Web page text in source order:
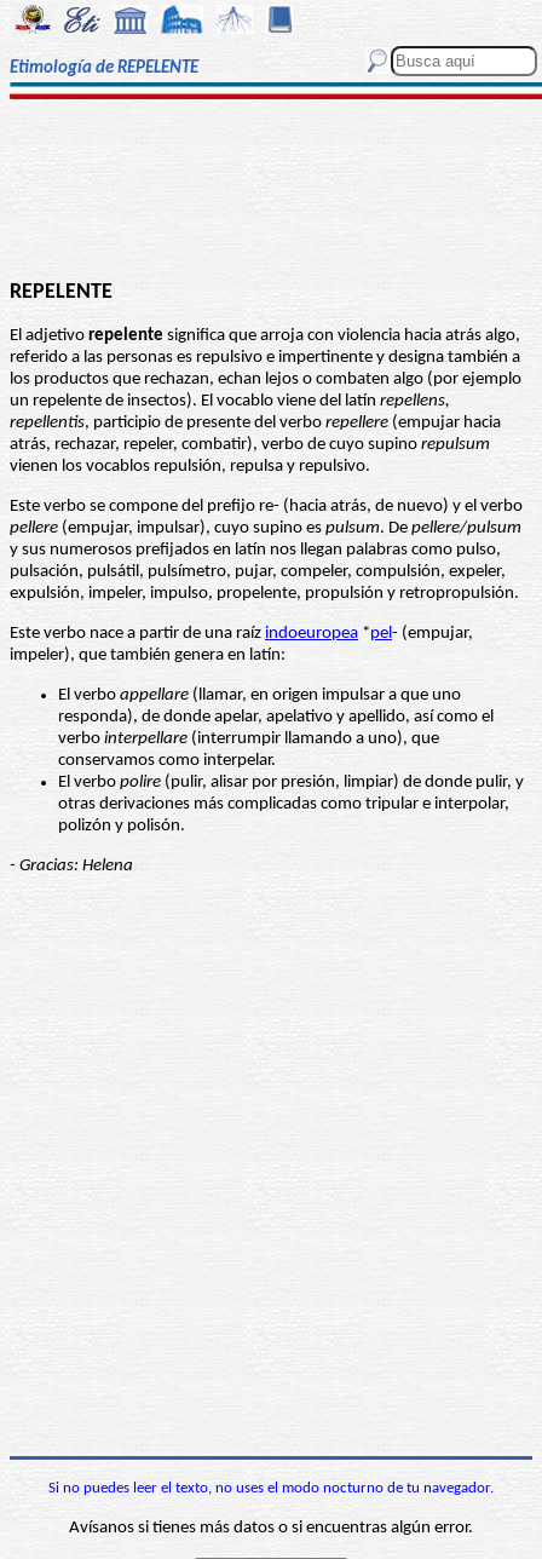
Etimología de REPELENTE
REPELENTE
El adjetivo repelente significa que arroja con violencia hacia atrás algo,
referido a las personas es repulsivo e impertinente y designa también a
los productos que rechazan, echan lejos o combaten algo (por ejemplo
un repelente de insectos). El vocablo viene del latín repellens,
repellentis, participio de presente del verbo repellere (empujar hacia
atrás, rechazar, repeler, combatir), verbo de cuyo supino repulsum
vienen los vocablos repulsión, repulsa y repulsivo.
Este verbo se compone del prefijo re- (hacia atrás, de nuevo) y el verbo
pellere (empujar, impulsar), cuyo supino es pulsum. De pellere/pulsum
y sus numerosos prefijados en latín nos llegan palabras como pulso,
pulsación, pulsátil, pulsímetro, pujar, compeler, compulsión, expeler,
expulsión, impeler, impulso, propelente, propulsión y retropropulsión.
Este verbo nace a partir de una raíz indoeuropea *pel- (empujar,
impeler), que también genera en latín:
El verbo appellare (llamar, en origen impulsar a que uno
responda), de donde apelar, apelativo y apellido, así como el
verbo interpellare (interrumpir llamando a uno), que
conservamos como interpelar.
El verbo polire (pulir, alisar por presión, limpiar) de donde pulir, y
otras derivaciones más complicadas como tripular e interpolar,
polizón y polisón.
- Gracias: Helena
Si no puedes leer el texto, no uses el modo nocturno de tu navegador.
Avísanos si tienes más datos o si encuentras algún error.